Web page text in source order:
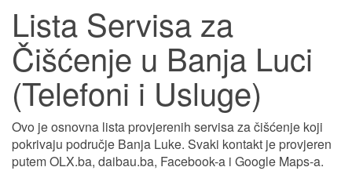
Lista Servisa za
Čišćenje u Banja Luci
(Telefoni i Usluge)
Ovo je osnovna lista provjerenih servisa za čišćenje koji
pokrivaju područje Banja Luke. Svaki kontakt je provjeren
putem OLX.ba, daibau.ba, Facebook-a i Google Maps-a.